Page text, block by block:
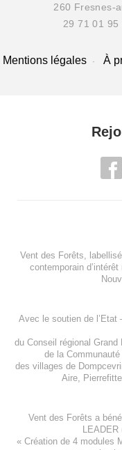
260 Fresnes-
29 71 01 95
Mentions légales À
Vent des Forêts,
contemporain
Avec le soutien de l’ Etat
du Conseil régional Grand
de la Communauté
des villages de
Aire,
Vent des Forêts a
« Création de 4 modules